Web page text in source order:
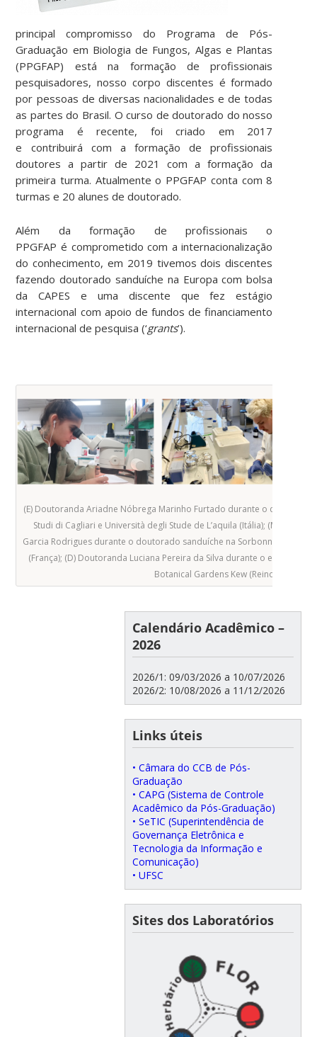
principal compromisso do Programa de Pós-
Graduação em Biologia de Fungos, Algas e Plantas
(PPGFAP) está na formação de profissionais
pesquisadores, nosso corpo discentes é formado
por pessoas de diversas nacionalidades e de todas
as partes do Brasil. O curso de doutorado do nosso
programa é recente, foi criado em 2017
e contribuirá com a formação de profissionais
doutores a partir de 2021 com a formação da
primeira turma. Atualmente o PPGFAP conta com 8
turmas e 20 alunes de doutorado.
Além da formação de profissionais o
PPGFAP é comprometido com a internacionalização
do conhecimento, em 2019 tivemos dois discentes
fazendo doutorado sanduíche na Europa com bolsa
da CAPES e uma discente que fez estágio
internacional com apoio de fundos de financiamento
internacional de pesquisa (‘grants’).
(E) Doutoranda Ariadne Nóbrega Marinho Furtado durante o
Studi di Cagliari e Università degli Stude de L’aquila (Itália); (M)
Garcia Rodrigues durante o doutorado sanduíche na Sorbonne
(França); (D) Doutoranda Luciana Pereira da Silva durante o estágio
Botanical Gardens Kew (Reino Unido)
Calendário Acadêmico –
2026
2026/1: 09/03/2026 a 10/07/2026
2026/2: 10/08/2026 a 11/12/2026
Links úteis
• Câmara do CCB de Pós-
Graduação
• CAPG (Sistema de Controle
Acadêmico da Pós-Graduação)
• SeTIC (Superintendência de
Governança Eletrônica e
Tecnologia da Informação e
Comunicação)
• UFSC
Sites dos Laboratórios